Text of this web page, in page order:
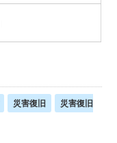
災害復旧
災害復旧